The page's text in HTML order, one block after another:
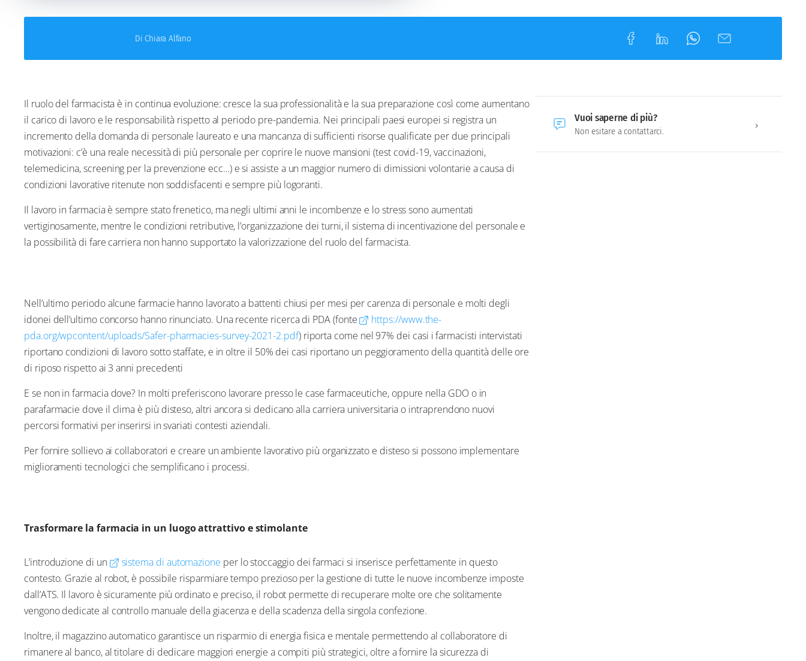
Di Chiara Alfano
Vuoi saperne di più?
Non esitare a contattarci.
Il ruolo del farmacista è in continua evoluzione: cresce la sua professionalità e la sua preparazione così come aumentano
il carico di lavoro e le responsabilità rispetto al periodo pre-pandemia. Nei principali paesi europei si registra un
incremento della domanda di personale laureato e una mancanza di sufficienti risorse qualificate per due principali
motivazioni: c’è una reale necessità di più personale per coprire le nuove mansioni (test covid-19, vaccinazioni,
telemedicina, screening per la prevenzione ecc…) e si assiste a un maggior numero di dimissioni volontarie a causa di
condizioni lavorative ritenute non soddisfacenti e sempre più logoranti.
Il lavoro in farmacia è sempre stato frenetico, ma negli ultimi anni le incombenze e lo stress sono aumentati
vertiginosamente, mentre le condizioni retributive, l’organizzazione dei turni, il sistema di incentivazione del personale e
la possibilità di fare carriera non hanno supportato la valorizzazione del ruolo del farmacista.
Nell’ultimo periodo alcune farmacie hanno lavorato a battenti chiusi per mesi per carenza di personale e molti degli
idonei dell’ultimo concorso hanno rinunciato. Una recente ricerca di PDA (fonte
https://www.the-
pda.org/wpcontent/uploads/Safer-pharmacies-survey-2021-2.pdf) riporta come nel 97% dei casi i farmacisti intervistati
riportano condizioni di lavoro sotto staffate, e in oltre il 50% dei casi riportano un peggioramento della quantità delle ore
di riposo rispetto ai 3 anni precedenti
E se non in farmacia dove? In molti preferiscono lavorare presso le case farmaceutiche, oppure nella GDO o in
parafarmacie dove il clima è più disteso, altri ancora si dedicano alla carriera universitaria o intraprendono nuovi
percorsi formativi per inserirsi in svariati contesti aziendali.
Per fornire sollievo ai collaboratori e creare un ambiente lavorativo più organizzato e disteso si possono implementare
miglioramenti tecnologici che semplificano i processi.
Trasformare la farmacia in un luogo attrattivo e stimolante
L’introduzione di un sistema di automazione per lo stoccaggio dei farmaci si inserisce perfettamente in questo
contesto. Grazie al robot, è possibile risparmiare tempo prezioso per la gestione di tutte le nuove incombenze imposte
dall’ATS. Il lavoro è sicuramente più ordinato e preciso, il robot permette di recuperare molte ore che solitamente
vengono dedicate al controllo manuale della giacenza e della scadenza della singola confezione.
Inoltre, il magazzino automatico garantisce un risparmio di energia fisica e mentale permettendo al collaboratore di
rimanere al banco, al titolare di dedicare maggiori energie a compiti più strategici, oltre a fornire la sicurezza di